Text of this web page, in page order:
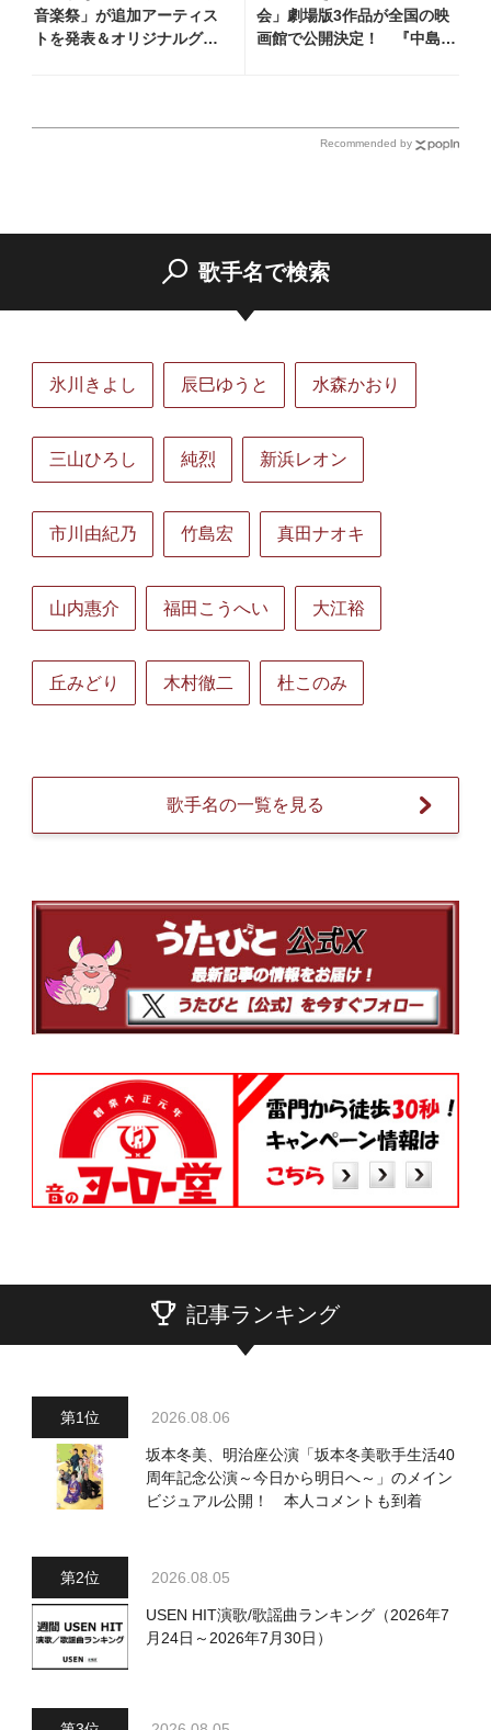
音楽祭」が追加アーティス
トを発表＆オリジナルグッ
別企画のコンサートも続々
会」劇場版3作品が全国の映
画館で公開決定！ 『中島み
Recommended by
歌手名で検索
氷川きよし 辰巳ゆうと 水森かおり
三山ひろし 純烈 新浜レオン
市川由紀乃 竹島宏 真田ナオキ
山内惠介 福田こうへい 大江裕
丘みどり 木村徹二 杜このみ
歌手名の一覧を見る
記事ランキング
2026.08.06
坂本冬美、明治座公演「坂本冬美歌手生活40
周年記念公演～今日から明日へ～」のメイン
ビジュアル公開！ 本人コメントも到着
2026.08.05
USEN HIT演歌/歌謡曲ランキング（2026年7
月24日～2026年7月30日）